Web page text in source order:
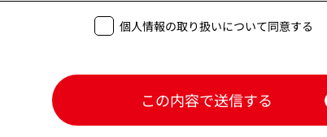
等に基づく場合を除き本人の同意なく第三者に提供することは
いの委託することがあります。委託にあたっては、その取扱
託を受けた者に対する必要かつ適切な監督を行います。
個人情報の取り扱いについて同意する